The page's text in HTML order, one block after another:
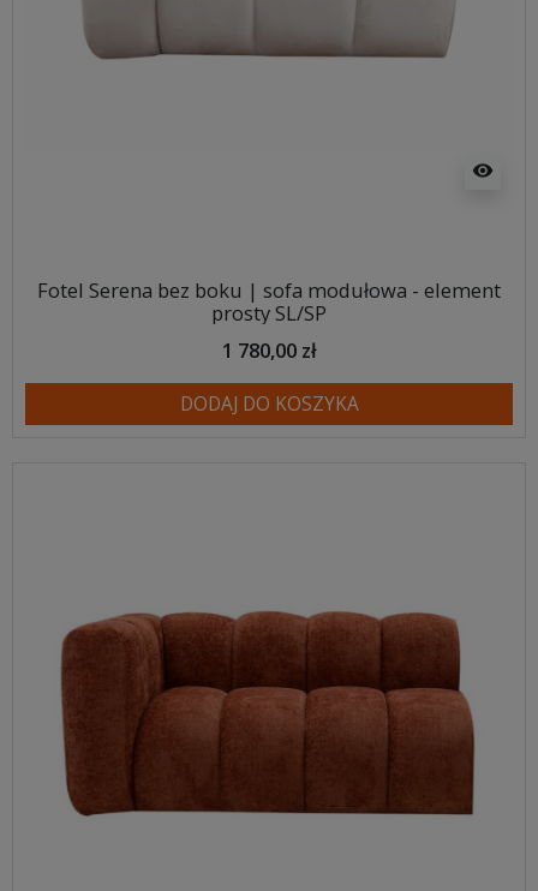
visibility
Fotel Serena bez boku | sofa modułowa - element
prosty SL/SP
1 780,00 zł
DODAJ DO KOSZYKA